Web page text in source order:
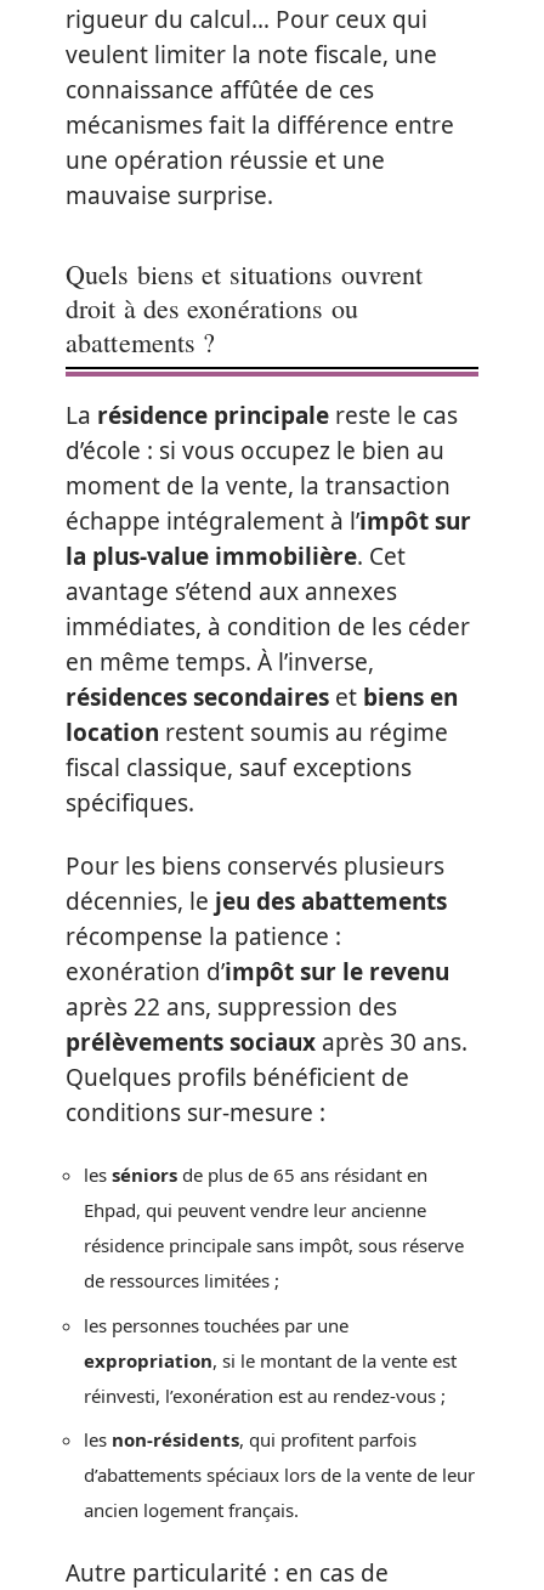
rigueur du calcul… Pour ceux qui
veulent limiter la note fiscale, une
connaissance affûtée de ces
mécanismes fait la différence entre
une opération réussie et une
mauvaise surprise.
Quels biens et situations ouvrent
droit à des exonérations ou
abattements ?
La résidence principale reste le cas
d’école : si vous occupez le bien au
moment de la vente, la transaction
échappe intégralement à l’impôt sur
la plus-value immobilière. Cet
avantage s’étend aux annexes
immédiates, à condition de les céder
en même temps. À l’inverse,
résidences secondaires et biens en
location restent soumis au régime
fiscal classique, sauf exceptions
spécifiques.
Pour les biens conservés plusieurs
décennies, le jeu des abattements
récompense la patience :
exonération d’impôt sur le revenu
après 22 ans, suppression des
prélèvements sociaux après 30 ans.
Quelques profils bénéficient de
conditions sur-mesure :
les séniors de plus de 65 ans résidant en
Ehpad, qui peuvent vendre leur ancienne
résidence principale sans impôt, sous réserve
de ressources limitées ;
les personnes touchées par une
expropriation, si le montant de la vente est
réinvesti, l’exonération est au rendez-vous ;
les non-résidents, qui profitent parfois
d’abattements spéciaux lors de la vente de leur
ancien logement français.
Autre particularité : en cas de